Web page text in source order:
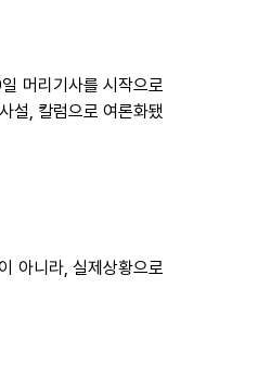
머리기사를 시작으로
설, 칼럼으로 여론화됐
아니라, 실제상황으로